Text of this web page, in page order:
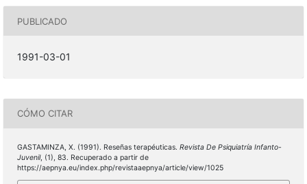
PUBLICADO
1991-03-01
CÓMO CITAR
GASTAMINZA, X. (1991). Reseñas terapéuticas. Revista De Psiquiatría Infanto-
Juvenil, (1), 83. Recuperado a partir de
https://aepnya.eu/index.php/revistaaepnya/article/view/1025